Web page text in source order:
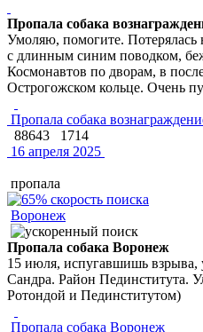
Пропала собака
Умоляю, помогите. Потерялась
с длинным синим поводком,
Космонавтов по дворам, в
Острогожском кольце. Очень
Пропала собака
88643
1714
16 апреля 2025
пропала
Воронеж
Пропала собака Воронеж
15 июля, испугавшишь взрыва,
Сандра. Район Пединститута.
Ротондой и Пединститутом)
Пропала собака Воронеж